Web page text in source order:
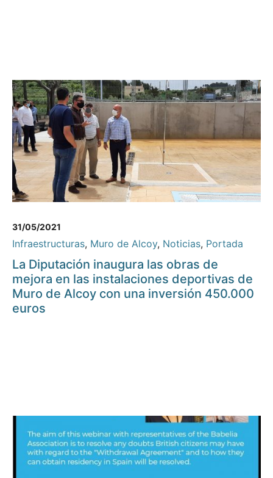
31/05/2021
Infraestructuras, Muro de Alcoy, Noticias, Portada
La Diputación inaugura las obras de
mejora en las instalaciones deportivas de
Muro de Alcoy con una inversión 450.000
euros